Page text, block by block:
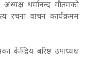
धर्मानन्द गौतमको
रचना वाचन कार्यक्रमम
बरिष्ठ उपाध्यक्ष